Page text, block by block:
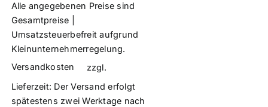
Alle angegebenen Preise sind
Gesamtpreise |
Umsatzsteuerbefreit aufgrund
Kleinunternehmerregelung.
zzgl.
Versandkosten
Lieferzeit: Der Versand erfolgt
spätestens zwei Werktage nach